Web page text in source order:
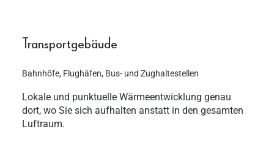
Transportgebäude
Bahnhöfe, Flughäfen, Bus- und Zughaltestellen
Lokale und punktuelle Wärmeentwicklung genau
dort, wo Sie sich aufhalten anstatt in den gesamten
Luftraum.